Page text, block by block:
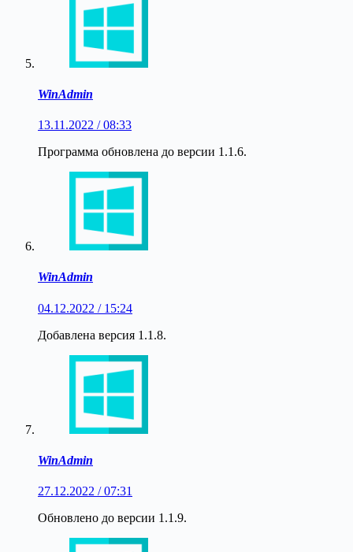
WinAdmin
13.11.2022 / 08:33
Программа обновлена до версии 1.1.6.
WinAdmin
04.12.2022 / 15:24
Добавлена версия 1.1.8.
WinAdmin
27.12.2022 / 07:31
Обновлено до версии 1.1.9.